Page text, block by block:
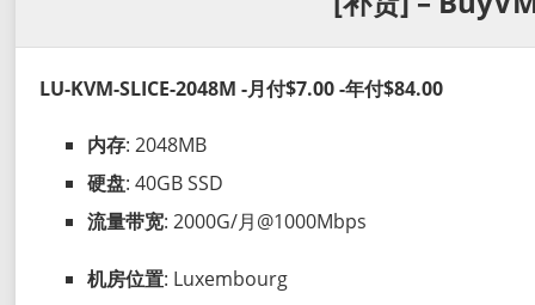
LU-KVM-SLICE-2048M -月付$7.00 -年付$84.00
内存: 2048MB
硬盘: 40GB SSD
流量带宽: 2000G/月@1000Mbps
机房位置: Luxembourg